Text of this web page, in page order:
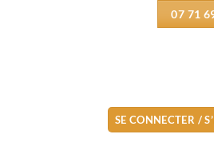
07 71
SE CONNECTER /